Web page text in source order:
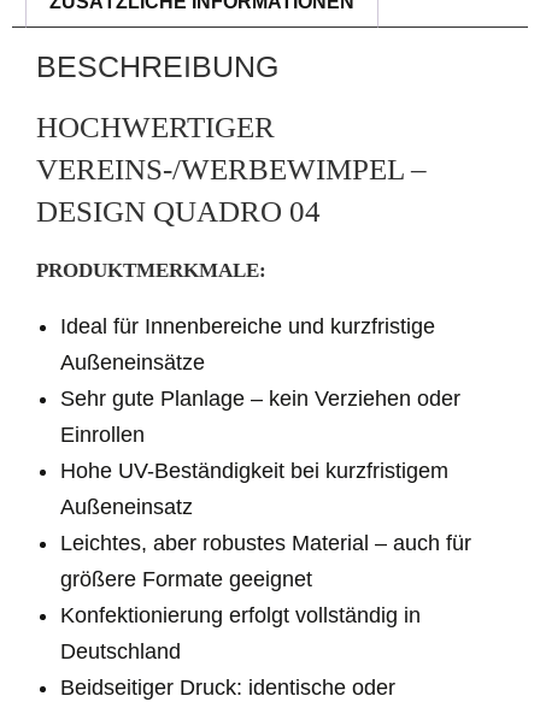
BESCHREIBUNG
HOCHWERTIGER
VEREINS-/WERBEWIMPEL –
DESIGN QUADRO 04
PRODUKTMERKMALE:
Ideal für Innenbereiche und kurzfristige
Außeneinsätze
Sehr gute Planlage – kein Verziehen oder
Einrollen
Hohe UV-Beständigkeit bei kurzfristigem
Außeneinsatz
Leichtes, aber robustes Material – auch für
größere Formate geeignet
Konfektionierung erfolgt vollständig in
Deutschland
Beidseitiger Druck: identische oder